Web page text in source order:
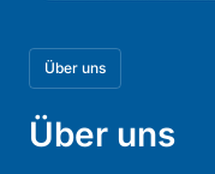
Über uns
Über uns